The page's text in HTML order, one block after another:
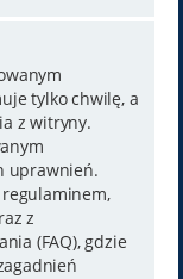
tylko chwilę, a
z witryny.
uprawnień.
z
(FAQ), gdzie